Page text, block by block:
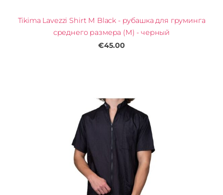
Tikima Lavezzi Shirt M Black - рубашка для груминга
среднего размера (M) - черный
€45.00